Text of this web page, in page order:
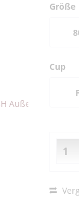
Größe
Cup
F